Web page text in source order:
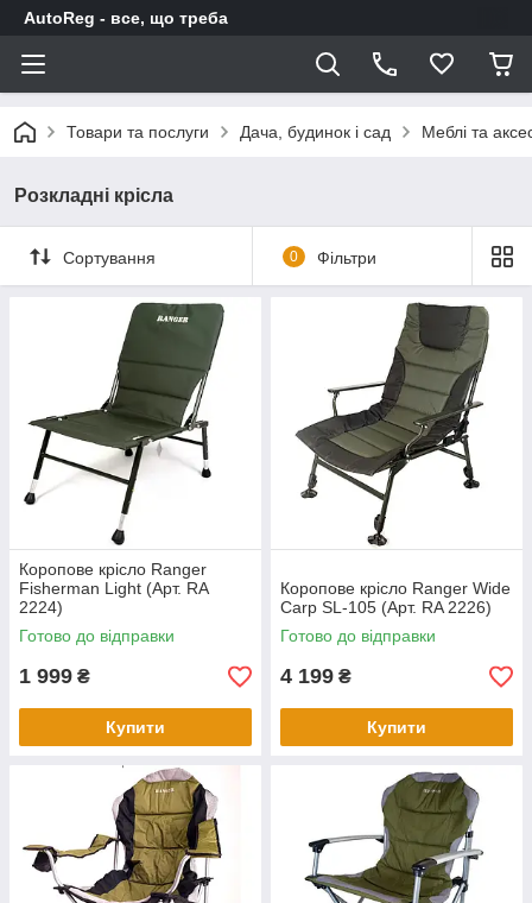
AutoReg - все, що треба
Товари та послуги Дача, будинок і сад Меблі та
Розкладні крісла
Сортування 0 Фільтри
Коропове крісло Ranger
Fisherman Light (Арт. RA
2224)
Готово до відправки
1 999 ₴
Купити
Коропове крісло Ranger Wide
Carp SL-105 (Арт. RA 2226)
Готово до відправки
4 199 ₴
Купити